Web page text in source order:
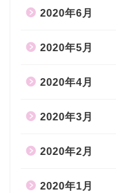
2020年6月
2020年5月
2020年4月
2020年3月
2020年2月
2020年1月